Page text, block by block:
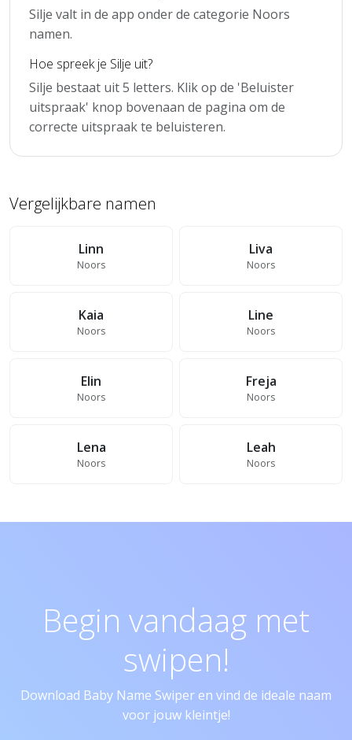
Silje valt in de app onder de categorie Noors
namen.
Hoe spreek je Silje uit?
Silje bestaat uit 5 letters. Klik op de 'Beluister
uitspraak' knop bovenaan de pagina om de
correcte uitspraak te beluisteren.
Vergelijkbare namen
Linn
Noors
Liva
Noors
Kaia
Noors
Line
Noors
Elin
Noors
Freja
Noors
Lena
Noors
Leah
Noors
Begin vandaag met
swipen!
Download Baby Name Swiper en vind de ideale naam
voor jouw kleintje!